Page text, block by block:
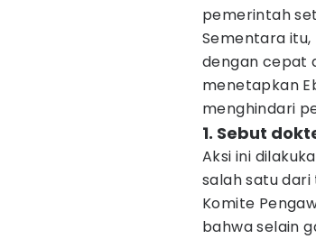
pemerintah
Sementara
dengan cepat
menetapkan
menghindari
1. Sebut
Aksi ini
salah satu dari
Komite
bahwa selain